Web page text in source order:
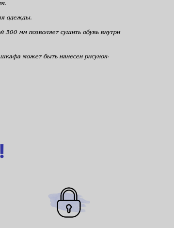
одежды.
300 мм позволяет сушить обувь внутри
может быть нанесен рисунок-